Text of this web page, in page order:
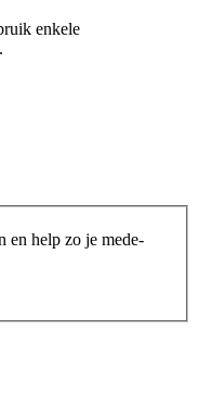
enkele
en help zo je mede-